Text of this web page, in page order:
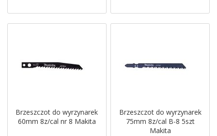
Brzeszczot do wyrzynarek
60mm 8z/cal nr 8 Makita
Brzeszczot do wyrzynarek
75mm 8z/cal B-8 5szt
Makita